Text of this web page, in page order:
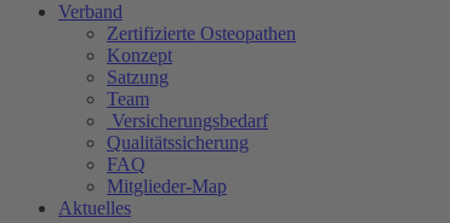
Verband
Zertifizierte Osteopathen
Konzept
Satzung
Team
Versicherungsbedarf
Qualitätssicherung
FAQ
Mitglieder-Map
Aktuelles